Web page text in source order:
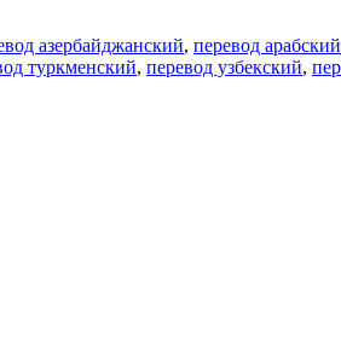
азербайджанский, перевод арабский
туркменский, перевод узбекский,